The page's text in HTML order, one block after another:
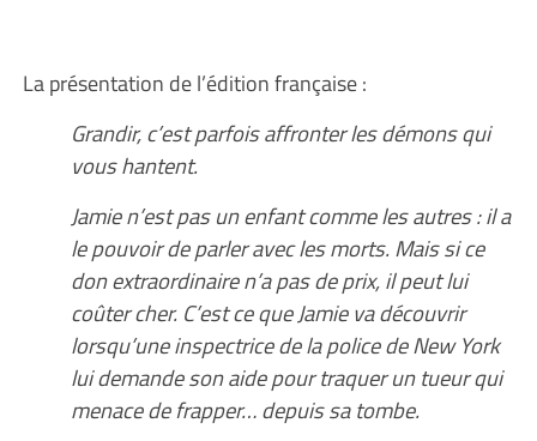
La présentation de l’édition française :
Grandir, c’est parfois affronter les démons qui
vous hantent.
Jamie n’est pas un enfant comme les autres : il a
le pouvoir de parler avec les morts. Mais si ce
don extraordinaire n’a pas de prix, il peut lui
coûter cher. C’est ce que Jamie va découvrir
lorsqu’une inspectrice de la police de New York
lui demande son aide pour traquer un tueur qui
menace de frapper… depuis sa tombe.